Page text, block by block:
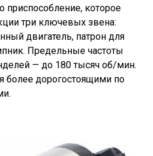
которое
три ключевых звена:
двигатель, патрон для
Предельные частоты
— до 180 тысяч об/мин.
более дорогостоящими по